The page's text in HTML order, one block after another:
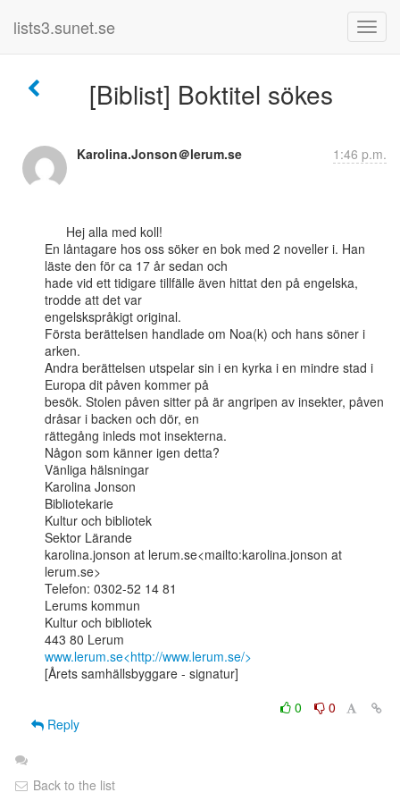
lists3.sunet.se
[Biblist] Boktitel sökes
Karolina.Jonson＠lerum.se 1:46 p.m.
En låntagare hos oss söker en bok med 2 noveller i. Han
läste den för ca 17 år sedan och
hade vid ett tidigare tillfälle även hittat den på engelska,
trodde att det var
engelskspråkigt original.
Första berättelsen handlade om Noa(k) och hans söner i
arken.
Andra berättelsen utspelar sin i en kyrka i en mindre stad i
Europa dit påven kommer på
besök. Stolen påven sitter på är angripen av insekter, påven
dråsar i backen och dör, en
rättegång inleds mot insekterna.
Någon som känner igen detta?
Vänliga hälsningar
Karolina Jonson
Bibliotekarie
Kultur och bibliotek
Sektor Lärande
karolina.jonson at lerum.se<mailto:karolina.jonson at
lerum.se>
Telefon: 0302-52 14 81
Lerums kommun
Kultur och bibliotek
www.lerum.se<http://www.lerum.se/>
[Årets samhällsbyggare - signatur]
0
0
Reply
Back to the list